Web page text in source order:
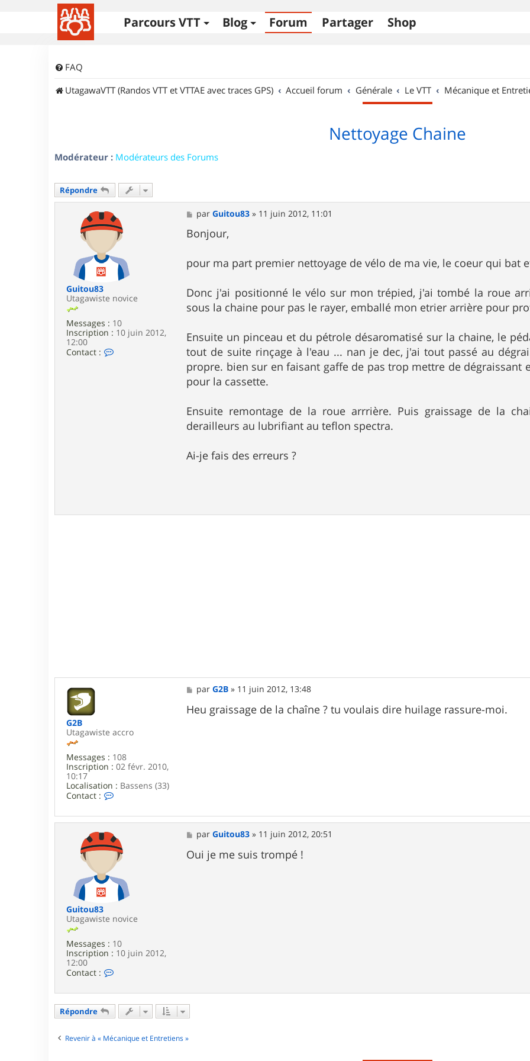
Parcours VTT Blog Forum Partager Shop
FAQ
UtagawaVTT (Randos VTT et VTTAE avec traces GPS)
Accueil forum Générale Le VTT Mécanique et
Nettoyage Chaine
Modérateur : Modérateurs des Forums
Répondre
Guitou83
Utagawiste novice
Messages : 10
Inscription : 10 juin 2012,
12:00
Contact :
M
e
s
s
g
e
parGuitou83 » 11 juin 2012, 11:01
Bonjour,
pour ma part premier nettoyage de vélo de ma vie, le coeur qui bat
Donc j'ai positionné le vélo sur mon trépied, j'ai tombé la roue
sous la chaine pour pas le rayer, emballé mon etrier arrière pour
Ensuite un pinceau et du pétrole désaromatisé sur la chaine, le
tout de suite rinçage à l'eau ... nan je dec, j'ai tout passé au
propre. bien sur en faisant gaffe de pas trop mettre de dégraissant
pour la cassette.
Ensuite remontage de la roue arrrière. Puis graissage de la
derailleurs au lubrifiant au teflon spectra.
Ai-je fais des erreurs ?
G2B
Utagawiste accro
Messages : 108
Inscription : 02 févr. 2010,
10:17
Localisation : Bassens (33)
Contact :
n
t
c
t
e
G
2
B
M
e
s
s
parG2B » 11 juin 2012, 13:48
Heu graissage de la chaîne ? tu voulais dire huilage rassure-moi.
Guitou83
Utagawiste novice
Messages : 10
Inscription : 10 juin 2012,
12:00
Contact :
c
e
M
e
s
s
parGuitou83 » 11 juin 2012, 20:51
Oui je me suis trompé !
Répondre
Revenir à « Mécanique et Entretiens »